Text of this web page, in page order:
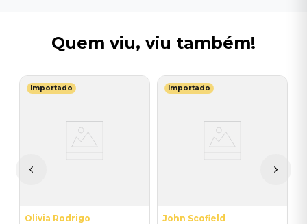
Quem viu, viu também!
Importado
Olivia Rodrigo
Importado
John Scofield